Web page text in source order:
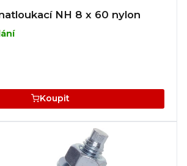
NH 8 x 60 nylon
Koupit